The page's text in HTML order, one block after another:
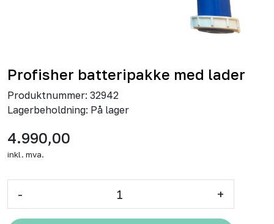
Profisher batteripakke med lader
Produktnummer: 32942
Lagerbeholdning: På lager
4.990,00
inkl. mva.
- +